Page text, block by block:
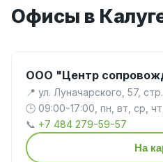
Офисы в
ООО "Центр
📍 ул. Луначарского, 57,
🕒 09:00-17:00, пн, вт, ср,
📞 +7 484 279-59-57
На